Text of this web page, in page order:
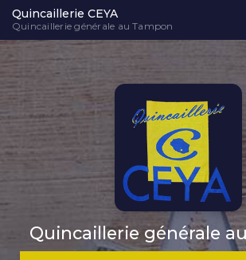
Aller
au
principal
Quincaillerie CEYA
Quincaillerie générale au Tampon
Quincaillerie générale